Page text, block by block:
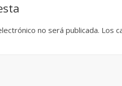
no será publicada. Los